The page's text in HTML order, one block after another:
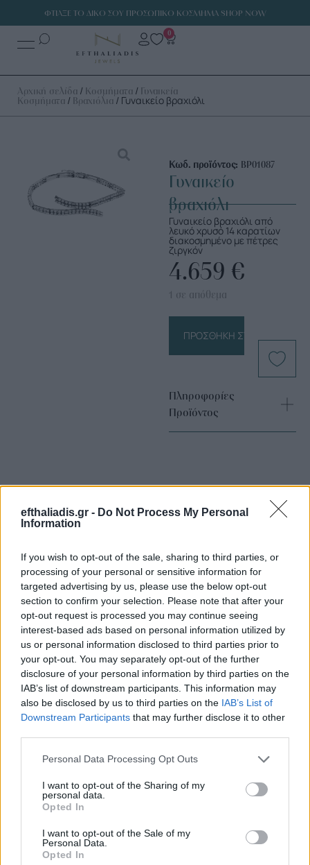
efthaliadis.gr - Do Not Process My Personal
Information
If you wish to opt-out of the sale, sharing to third parties, or
processing of your personal or sensitive information for
targeted advertising by us, please use the below opt-out
section to confirm your selection. Please note that after your
opt-out request is processed you may continue seeing
interest-based ads based on personal information utilized by
us or personal information disclosed to third parties prior to
your opt-out. You may separately opt-out of the further
disclosure of your personal information by third parties on the
IAB’s list of downstream participants. This information may
also be disclosed by us to third parties on the IAB’s List of
Downstream Participants that may further disclose it to other
Personal Data Processing Opt Outs
I want to opt-out of the Sharing of my
personal data.
Opted In
I want to opt-out of the Sale of my
Personal Data.
Opted In
ΦΤΙΑΞΕ ΤΟ ΔΙΚΟ ΣΟΥ ΠΡΟΣΩΠΙΚΟ ΚΟΣΜΗΜΑ SHOP NOW
0
Αρχική σελίδα / Κοσμήματα / Γυναικεία
Κοσμήματα / Βραχιόλια / Γυναικείο βραχιόλι
Κωδ. προϊόντος: ΒΡ01087
Γυναικείο
βραχιόλι
Γυναικείο βραχιόλι από
λευκό χρυσό 14 καρατίων
διακοσμημένο με πέτρες
ζιργκόν
4.659 €
1 σε απόθεμα
ΠΡΟΣΘΉΚΗ ΣΤΟ ΚΑΛΆΘΙ
Πληροφορίες
Προϊόντος
Επιλογές Που Ταιριάζουν
Ανακαλύψτε τα κοσμήματα που αγαπήθηκαν περισσότερο!
Εδώ θα βρείτε τις κορυφαίες επιλογές που ξεχωρίζουν για
το μοναδικό τους στυλ και την εξαιρετική τους ποιότητα.
ΑΝΟΞΕΊΔΩΤΟ ΑΤΣΆΛΙ -10%
JCOU ARIA JU19087-2